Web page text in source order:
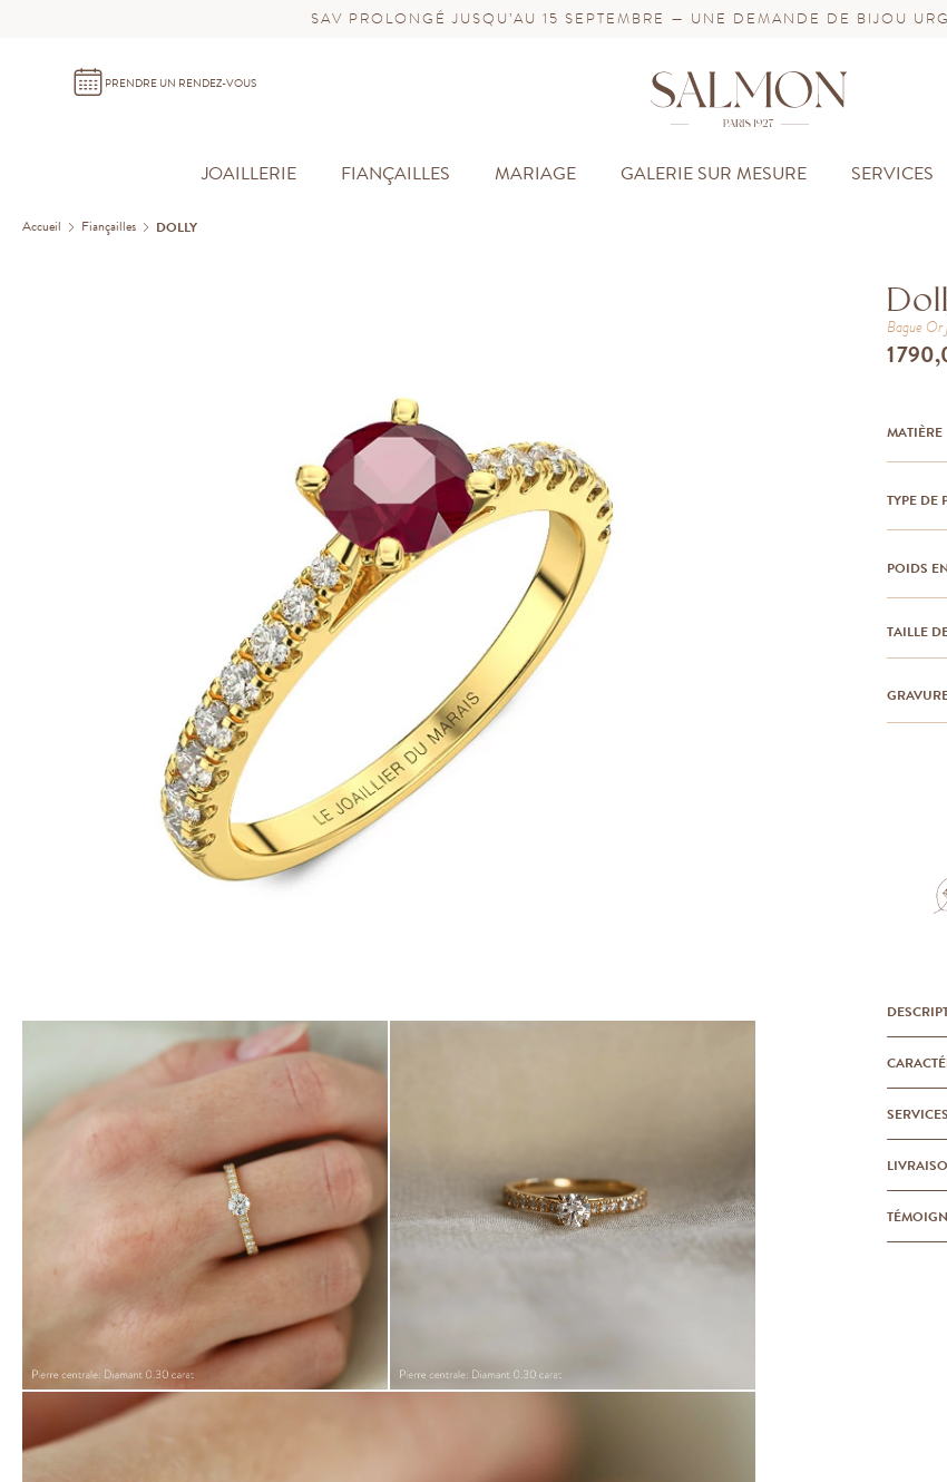
SAV PROLONGÉ JUSQU’AU 15 SEPTEMBRE — UNE DEMANDE DE BIJOU
PRENDRE UN RENDEZ-VOUS
JOAILLERIE FIANÇAILLES MARIAGE GALERIE SUR MESURE SERVICES
Accueil Fiançailles DOLLY
Bague Or
1
MATIÈRE
TYPE DE
POIDS
TAILLE